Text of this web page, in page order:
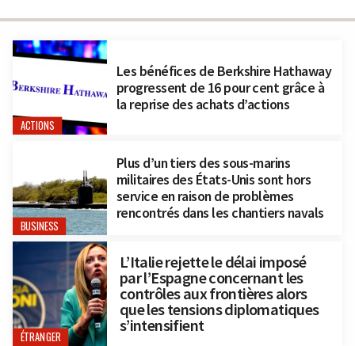
ACTIONS
Les bénéfices de Berkshire Hathaway
progressent de 16 pour cent grâce à
la reprise des achats d’actions
BUSINESS
Plus d’un tiers des sous-marins
militaires des États-Unis sont hors
service en raison de problèmes
rencontrés dans les chantiers navals
ÉTRANGER
L’Italie rejette le délai imposé
par l’Espagne concernant les
contrôles aux frontières alors
que les tensions diplomatiques
s’intensifient